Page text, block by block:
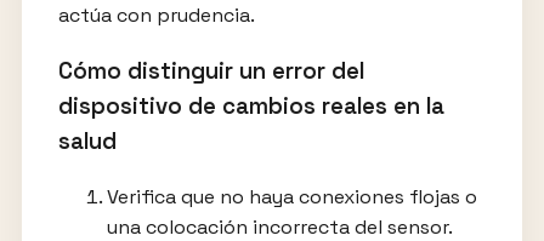
actúa con prudencia.
Cómo distinguir un error del
dispositivo de cambios reales en la
salud
Verifica que no haya conexiones flojas o
una colocación incorrecta del sensor.